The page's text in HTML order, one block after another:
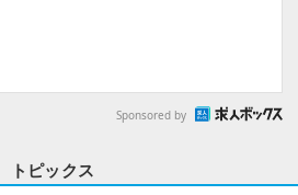
Sponsored by
トピックス